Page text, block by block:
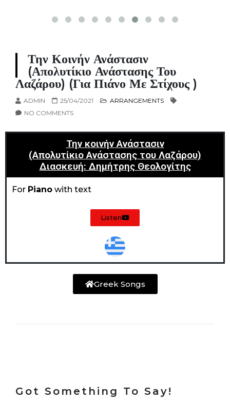
Την Κοινήν Ανάστασιν
(Απολυτίκιο Ανάστασης Του
Λαζάρου) (για Πιάνο Με Στίχους )
ADMIN 25/04/2021
ARRANGEMENTS
NO COMMENTS
Την κοινήν Ανάστασιν
(Απολυτίκιο Ανάστασης του Λαζάρου)
Διασκευή: Δημήτρης Θεολογίτης
For Piano with text
Listen
Greek Songs
Got Something To Say!